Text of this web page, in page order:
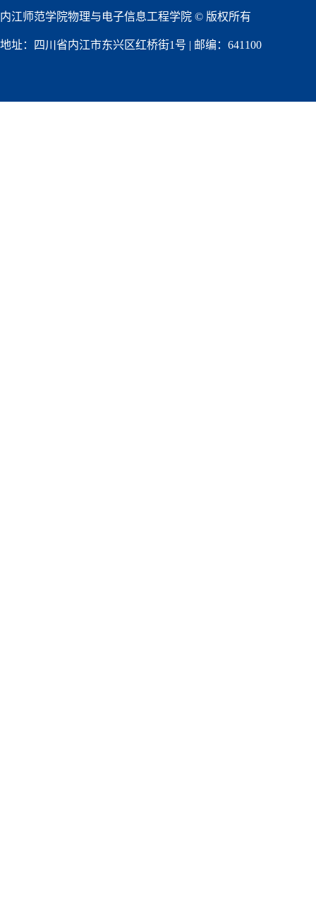
内江师范学院物理与电子信息工程学院 © 版权所有
地址：四川省内江市东兴区红桥街1号 | 邮编：641100